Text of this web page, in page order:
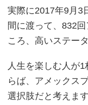
実際に2017年9月3
間に渡って、832
ころ、高いステー
人生を楽しむ人が
らば、アメックス
選択肢だと考えます